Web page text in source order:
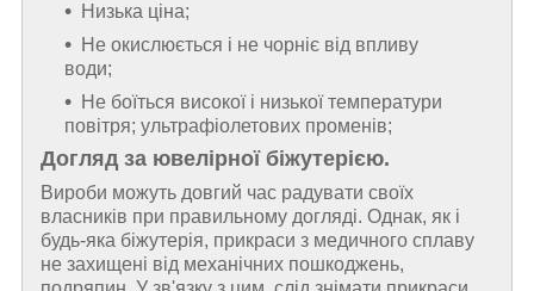
Низька ціна;
Не окислюється і не чорніє від впливу
води;
Не боїться високої і низької температури
повітря; ультрафіолетових променів;
Догляд за ювелірної біжутерією.
Вироби можуть довгий час радувати своїх
власників при правильному догляді. Однак, як і
будь-яка біжутерія, прикраси з медичного сплаву
не захищені від механічних пошкоджень,